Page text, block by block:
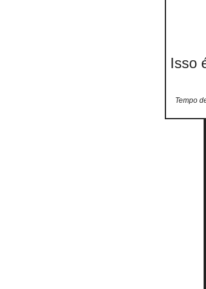
Isso
Tempo